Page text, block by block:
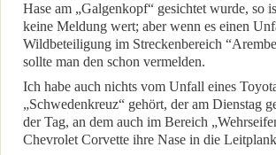
Hase am „Galgenkopf“ gesichtet wurde, so
keine Meldung wert; aber wenn es einen
Wildbeteiligung im Streckenbereich
sollte man den schon vermelden.
Ich habe auch nichts vom Unfall eines
„Schwedenkreuz“ gehört, der am Dienstag
der Tag, an dem auch im Bereich
Chevrolet Corvette ihre Nase in die